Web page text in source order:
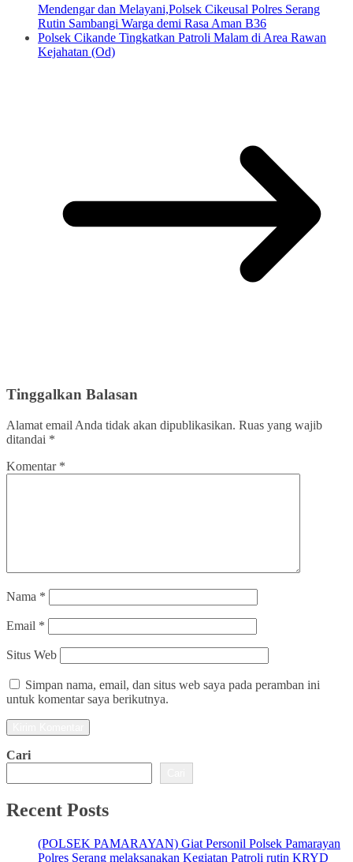
Mendengar dan Melayani,Polsek Cikeusal Polres Serang
Rutin Sambangi Warga demi Rasa Aman B36
Polsek Cikande Tingkatkan Patroli Malam di Area Rawan
Kejahatan (Od)
Tinggalkan Balasan
Alamat email Anda tidak akan dipublikasikan. Ruas yang wajib
ditandai *
Komentar *
Nama *
Email *
Situs Web
Simpan nama, email, dan situs web saya pada peramban ini
untuk komentar saya berikutnya.
Cari
Recent Posts
(POLSEK PAMARAYAN) Giat Personil Polsek Pamarayan
Polres Serang melaksanakan Kegiatan Patroli rutin KRYD